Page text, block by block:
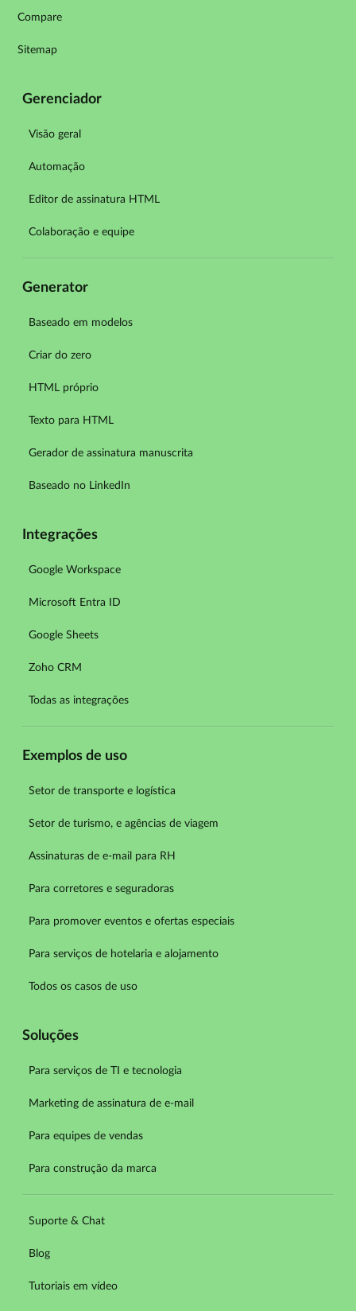
Compare
Sitemap
Gerenciador
Visão geral
Automação
Editor de assinatura HTML
Colaboração e equipe
Generator
Baseado em modelos
Criar do zero
HTML próprio
Texto para HTML
Gerador de assinatura manuscrita
Baseado no LinkedIn
Integrações
Google Workspace
Microsoft Entra ID
Google Sheets
Zoho CRM
Todas as integrações
Exemplos de uso
Setor de transporte e logística
Setor de turismo, e agências de viagem
Assinaturas de e-mail para RH
Para corretores e seguradoras
Para promover eventos e ofertas especiais
Para serviços de hotelaria e alojamento
Todos os casos de uso
Soluções
Para serviços de TI e tecnologia
Marketing de assinatura de e-mail
Para equipes de vendas
Para construção da marca
Suporte & Chat
Blog
Tutoriais em vídeo